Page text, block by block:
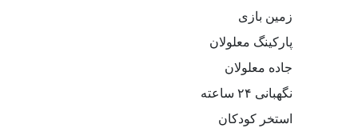
زمین بازی
پارکینگ معلولان
جاده معلولان
نگهبانی ۲۴ ساعته
استخر کودکان